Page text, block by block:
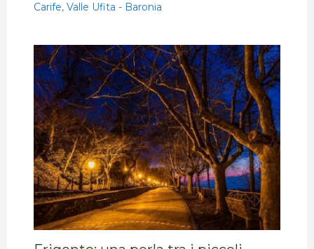
Carife,Valle Ufita - Baronia